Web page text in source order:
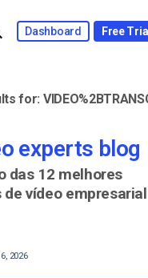
Dashboard Free Trial
for:
experts blog
das 12 melhores
vídeo
2026